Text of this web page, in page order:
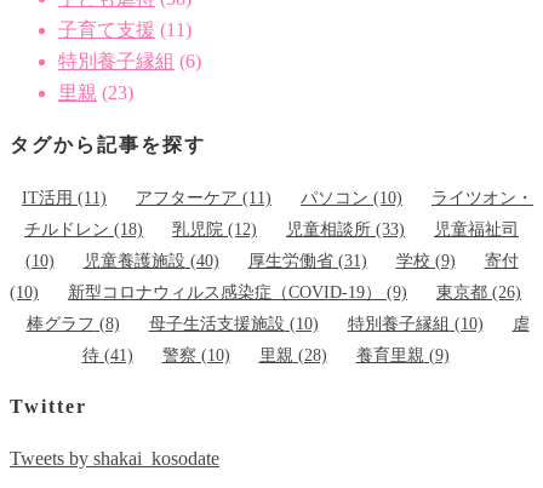
子育て支援 (11)
特別養子縁組 (6)
里親 (23)
タグから記事を探す
IT活用 (11) アフターケア (11) パソコン (10)
ライツオン・
チルドレン (18) 乳児院 (12) 児童相談所 (33)
児童福祉司
(10)
児童養護施設 (40) 厚生労働省(31) 学校 (9)
寄付
(10)
新型コロナウィルス感染症（COVID-19） (9) 東京都 (26)
棒グラフ (8) 母子生活支援施設 (10) 特別養子縁組 (10)
虐
待(41) 警察 (10) 里親 (28) 養育里親 (9)
Twitter
Tweets by shakai_kosodate